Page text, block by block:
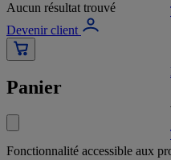
Aucun résultat trouvé
Devenir client
Panier
Fonctionnalité accessible aux